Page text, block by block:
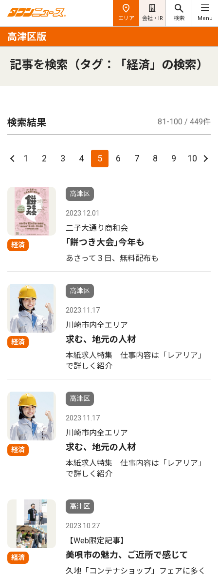
エリア 会社・IR 検索 Menu
高津区版
記事を検索（タグ：「経済」の検索）
検索結果 81-100 / 449件
1 2 3 4 5 6 7 8 9 10
経済
高津区
2023.12.01
二子大通り商和会
｢餅つき大会｣今年も
あさって３日、無料配布も
経済
高津区
2023.11.17
川崎市内全エリア
求む、地元の人材
本紙求人特集 仕事内容は「レアリア」
で詳しく紹介
経済
高津区
2023.11.17
川崎市内全エリア
求む、地元の人材
本紙求人特集 仕事内容は「レアリア」
で詳しく紹介
経済
高津区
2023.10.27
【Web限定記事】
美唄市の魅力、ご近所で感じて
久地「コンテナショップ」フェアに多く